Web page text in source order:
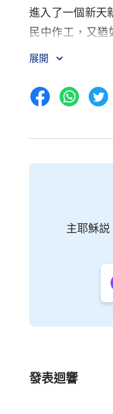
進入了一個新天
民中作工，又猶
應、喂養、扶持
預示着實際的神
作成「
道成肉身
課，不是像人想
點，新時代的
對新時代的誡
天實際的神自
則。誡命好認
天生的聰明伶
不能守住誡命
展開
主耶穌
發表迴響